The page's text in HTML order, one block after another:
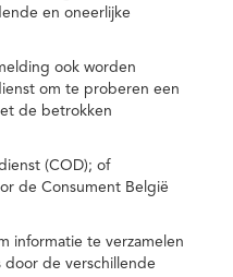
en oneerlijke
ook worden
om te proberen een
de betrokken
(COD); of
de Consument België
informatie te verzamelen
de verschillende